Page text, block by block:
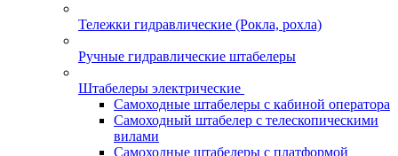
Тележки гидравлические (Рокла, рохла)
Ручные гидравлические штабелеры
Штабелеры электрические
Самоходные штабелеры с кабиной оператора
Самоходный штабелер с телескопическими
вилами
Самоходные штабелеры с платформой